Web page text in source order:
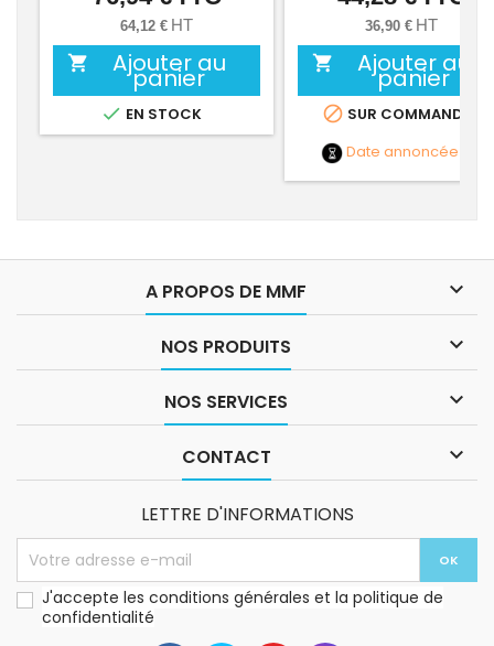
64,12 € HT
 Ajouter au
panier
 EN STOCK
36,90 € HT
 Ajouter au
panier
 SUR COMMANDE
Date annoncée
A PROPOS DE MMF 
NOS PRODUITS 
NOS SERVICES 
CONTACT 
LETTRE D'INFORMATIONS
J'accepte les conditions générales et la politique de
confidentialité